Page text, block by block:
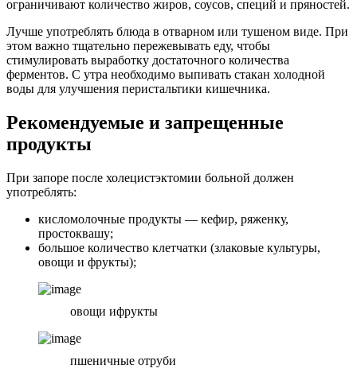
ограничивают количество жиров, соусов, специй и пряностей.
Лучше употреблять блюда в отварном или тушеном виде. При
этом важно тщательно пережевывать еду, чтобы
стимулировать выработку достаточного количества
ферментов. С утра необходимо выпивать стакан холодной
воды для улучшения перистальтики кишечника.
Рекомендуемые и запрещенные
продукты
При запоре после холецистэктомии больной должен
употреблять:
кисломолочные продукты — кефир, ряженку,
простоквашу;
большое количество клетчатки (злаковые культуры,
овощи и фрукты);
овощи ифрукты
пшеничные отруби